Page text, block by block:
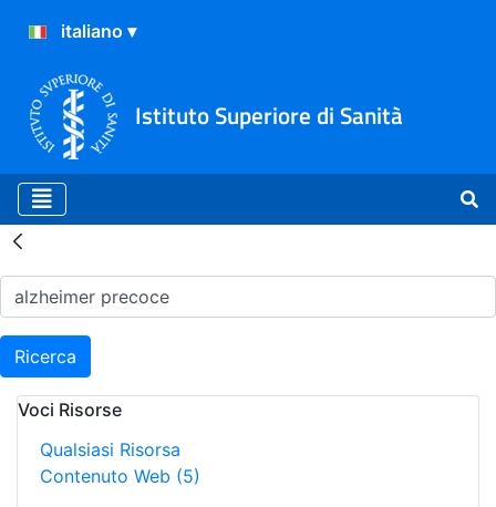
Istituto Superiore di Sanità
Risultati della Ricerca -
Ricerca
Voci Risorse
Qualsiasi Risorsa
Contenuto Web (5)